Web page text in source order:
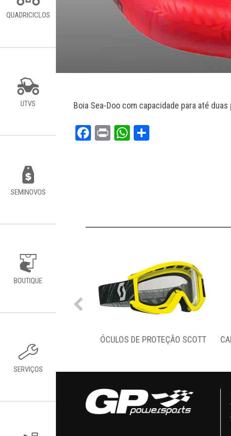
QUADRICICLOS
UTVS
SEMINOVOS
BOUTIQUE
SERVIÇOS
Boia Sea-Doo com capacidade para até
Facebook
PrintWhatsApp
ÓCULOS DE PROTEÇÃO SCOTT